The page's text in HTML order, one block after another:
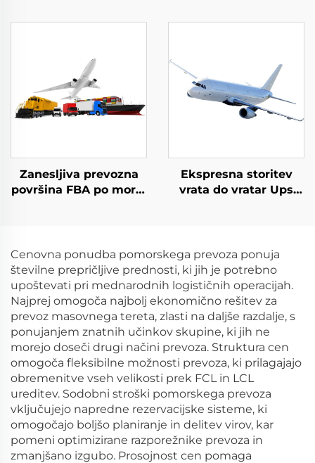
v vrata Dhl Express
ZDA zračna pošta
Zanesljiva prevozna
površina FBA po morju
Avstralijo Kanado Hitra
carinska odobritev
Ekspresna storitev
vrata do vratar Ups
Cenovna ponudba pomorskega prevoza ponuja
številne prepričljive prednosti, ki jih je potrebno
upoštevati pri mednarodnih logističnih operacijah.
Najprej omogoča najbolj ekonomično rešitev za
prevoz masovnega tereta, zlasti na daljše razdalje, s
ponujanjem znatnih učinkov skupine, ki jih ne
morejo doseči drugi načini prevoza. Struktura cen
omogoča fleksibilne možnosti prevoza, ki prilagajajo
obremenitve vseh velikosti prek FCL in LCL
ureditev. Sodobni stroški pomorskega prevoza
vključujejo napredne rezervacijske sisteme, ki
omogočajo boljšo planiranje in delitev virov, kar
pomeni optimizirane razporežnike prevoza in
zmanjšano izgubo. Prosojnost cen pomaga